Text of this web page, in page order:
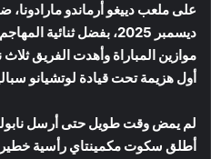
ديسمبر 2025، بفضل
موازين المباراة وأهدت الفريق ثلاث
أول هزيمة تحت قيادة لوتشيانو
لم يمض وقت طويل حتى أرسل
أطلق سكوت مكمينتاي رأسية